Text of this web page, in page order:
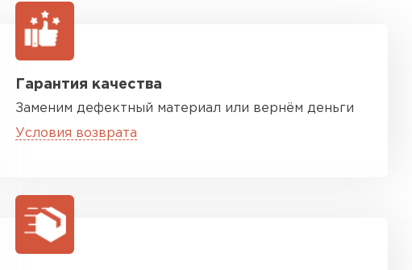
Гарантия качества
Заменим дефектный материал или вернём деньги
Условия возврата